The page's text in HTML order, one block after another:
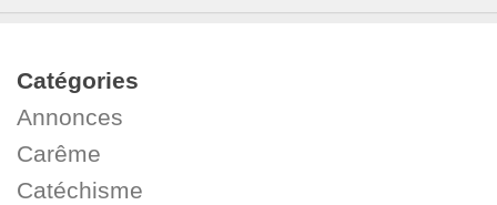
Catégories
Annonces
Carême
Catéchisme